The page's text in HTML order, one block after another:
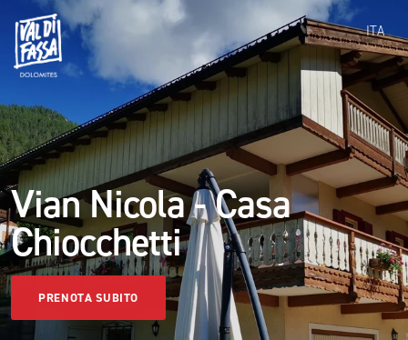
ITA
Vian Nicola - Casa
Chiocchetti
PRENOTA SUBITO